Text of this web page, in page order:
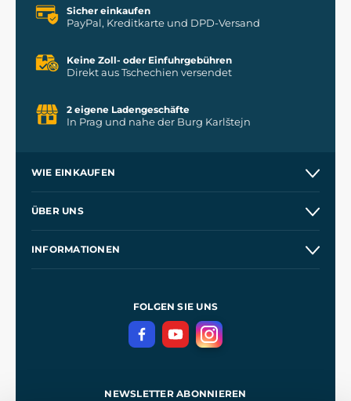
Sicher einkaufen
PayPal, Kreditkarte und DPD-Versand
Keine Zoll- oder Einfuhrgebühren
Direkt aus Tschechien versendet
2 eigene Ladengeschäfte
In Prag und nahe der Burg Karlštejn
WIE EINKAUFEN
Kontakt
ÜBER UNS
INFORMATIONEN
DatenschutzerklärungFOLGEN SIE UNS
NEWSLETTER ABONNIEREN